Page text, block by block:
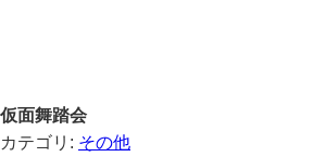
仮面舞踏会
カテゴリ: その他